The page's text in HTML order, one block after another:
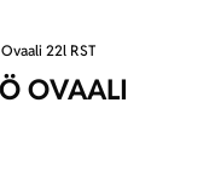
22l RST
OVAALI